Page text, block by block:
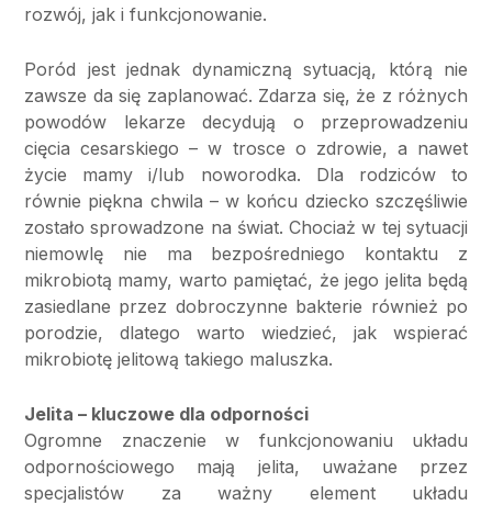
rozwój, jak i funkcjonowanie.
Poród jest jednak dynamiczną sytuacją, którą nie
zawsze da się zaplanować. Zdarza się, że z różnych
powodów lekarze decydują o przeprowadzeniu
cięcia cesarskiego – w trosce o zdrowie, a nawet
życie mamy i/lub noworodka. Dla rodziców to
równie piękna chwila – w końcu dziecko szczęśliwie
zostało sprowadzone na świat. Chociaż w tej sytuacji
niemowlę nie ma bezpośredniego kontaktu z
mikrobiotą mamy, warto pamiętać, że jego jelita będą
zasiedlane przez dobroczynne bakterie również po
porodzie, dlatego warto wiedzieć, jak wspierać
mikrobiotę jelitową takiego maluszka.
Jelita – kluczowe dla odporności
Ogromne znaczenie w funkcjonowaniu układu
odpornościowego mają jelita, uważane przez
specjalistów za ważny element układu